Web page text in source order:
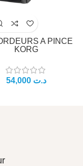
A PINCE
KORG
د.ت